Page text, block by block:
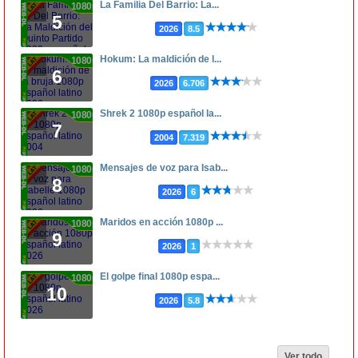
5
1080p La Familia Del Barrio: La...
2026 8.5
6
1080p Hokum: La maldición de l...
2026 6.706
7
1080p Shrek 2 1080p español la...
2004 7.319
8
1080p Mensajes de voz para Isab...
2026 6
9
1080p Maridos en acción 1080p ...
2026 1
10
1080p El golpe final 1080p espa...
2026 5.8